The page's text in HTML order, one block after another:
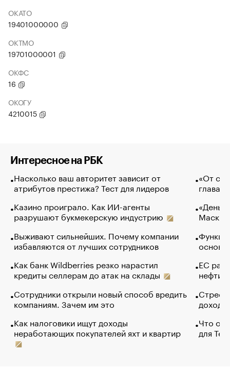
ОКАТО
19401000000
ОКТМО
19701000001
ОКФС
16
ОКОГУ
4210015
Интересное на РБК
Насколько ваш авторитет зависит от
атрибутов престижа? Тест для лидеров
Казино проиграло. Как ИИ-агенты
разрушают букмекерскую индустрию
Выживают сильнейших. Почему компании
избавляются от лучших сотрудников
Как банк Wildberries резко нарастил
кредиты селлерам до атак на склады
Сотрудники открыли новый способ вредить
компаниям. Зачем им это
Как налоговики ищут доходы
неработающих покупателей яхт и квартир
«От
глава
Маск в
основ
ЕС
нефти
Что
для